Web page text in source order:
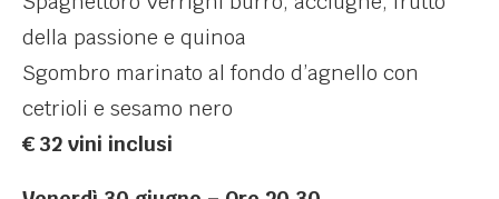
della passione e quinoa
Sgombro marinato al fondo d’agnello con
cetrioli e sesamo nero
€ 32 vini inclusi